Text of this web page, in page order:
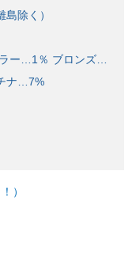
除く）
ー…1％ ブロンズ…
ナ…7%
）